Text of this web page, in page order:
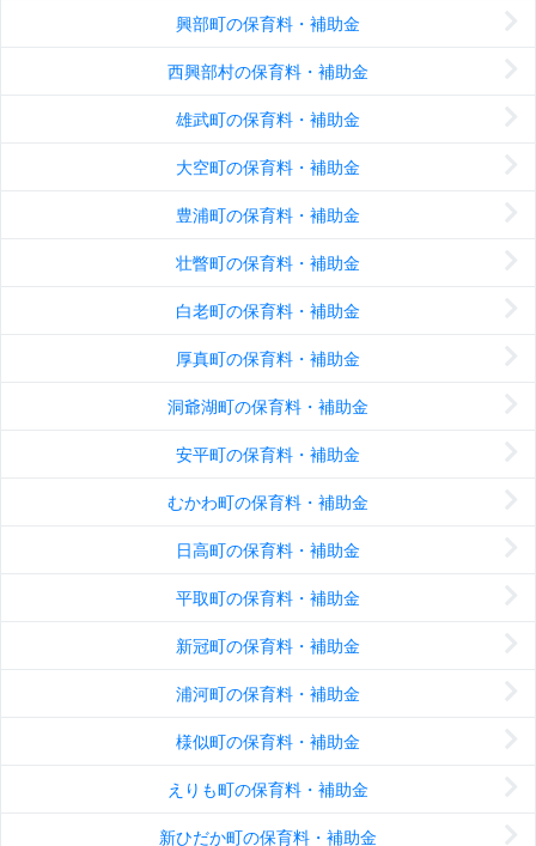
興部町の保育料・補助金
西興部村の保育料・補助金
雄武町の保育料・補助金
大空町の保育料・補助金
豊浦町の保育料・補助金
壮瞥町の保育料・補助金
白老町の保育料・補助金
厚真町の保育料・補助金
洞爺湖町の保育料・補助金
安平町の保育料・補助金
むかわ町の保育料・補助金
日高町の保育料・補助金
平取町の保育料・補助金
新冠町の保育料・補助金
浦河町の保育料・補助金
様似町の保育料・補助金
えりも町の保育料・補助金
新ひだか町の保育料・補助金